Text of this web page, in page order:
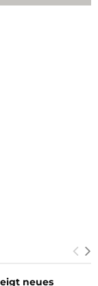
neues